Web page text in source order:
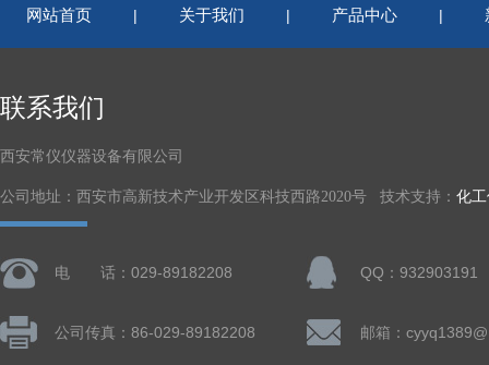
网站首页 | 关于我们 | 产品中心 |
联系我们
西安常仪仪器设备有限公司
公司地址：西安市高新技术产业开发区科技西路2020号 技术支持： 化
电 话：029-89182208 QQ：932903191
公司传真：86-029-89182208 邮箱：